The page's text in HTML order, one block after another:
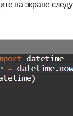
на экране